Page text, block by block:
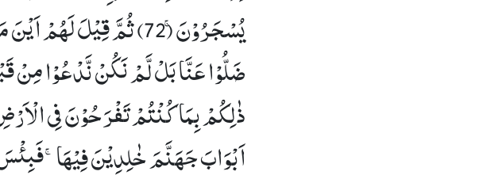
اَبْوَابَ جَهَنَّمَ خٰلِدِیْنَ فِیْهَاۚ-فَبِئْسَ